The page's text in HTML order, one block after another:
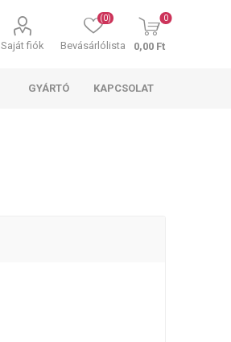
Saját fiók Bevásárlólista
(0) 0
0,00 Ft
GYÁRTÓ KAPCSOLAT